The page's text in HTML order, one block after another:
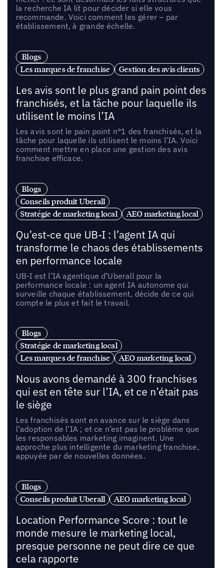
la recherche IA lit pour décider si elle vous
recommande. Voici comment les gérer – par
établissement, à grande échelle.
Blogs
Les marques de franchise
Gestion des avis clients
Les avis sont le plus grand pain point des
franchisés, et la tâche pour laquelle ils
utilisent le moins l’IA
Les avis sont le pain point n°1 des franchisés, et la
tâche pour laquelle ils utilisent le moins l’IA. Voici
comment mettre en place une gestion des avis
franchise efficace.
Blogs
Conseils produit Uberall
Stratégie de marketing local
AEO marketing local
Qu’est-ce que UB-I : l’agent IA qui
transforme le chaos des établissements
en performance locale
UB-I est l’IA agentique d’Uberall pour la
performance locale : un agent IA autonome qui
surveille chaque établissement, décide de ce qui
compte le plus et fait le travail.
Blogs
Stratégie de marketing local
Les marques de franchise
AEO marketing local
Nous avons demandé à 300 franchises
qui est en tête sur l’IA, et ce n’était pas
le siège
Les franchisés sont en avance sur le siège dans
l’adoption de l’IA ; et ce n’est pas le problème que
les responsables marketing imaginent. Une
approche plus intelligente du marketing franchise,
appuyée par de nouvelles données.
Blogs
Conseils produit Uberall
AEO marketing local
Location Performance Score : tout le
monde mesure le marketing local,
presque personne ne peut dire ce que
cela rapporte